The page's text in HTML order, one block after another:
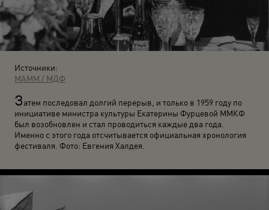
Источники:
МАММ / МДФ
Затем последовал долгий перерыв, и только в 1959 году по
инициативе министра культуры Екатерины Фурцевой ММКФ
был возобновлен и стал проводиться каждые два года.
Именно с этого года отсчитывается официальная хронология
фестиваля. Фото: Евгения Халдея.